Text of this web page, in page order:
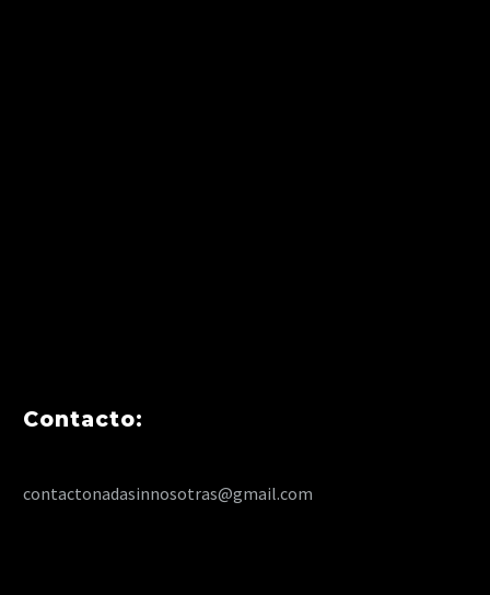
Contacto:
contactonadasinnosotras@gmail.com